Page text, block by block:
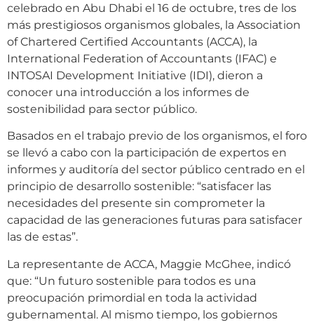
celebrado en Abu Dhabi el 16 de octubre, tres de los
más prestigiosos organismos globales, la Association
of Chartered Certified Accountants (ACCA), la
International Federation of Accountants (IFAC) e
INTOSAI Development Initiative (IDI), dieron a
conocer una introducción a los informes de
sostenibilidad para sector público.
Basados en el trabajo previo de los organismos, el foro
se llevó a cabo con la participación de expertos en
informes y auditoría del sector público centrado en el
principio de desarrollo sostenible: “satisfacer las
necesidades del presente sin comprometer la
capacidad de las generaciones futuras para satisfacer
las de estas”.
La representante de ACCA, Maggie McGhee, indicó
que: “Un futuro sostenible para todos es una
preocupación primordial en toda la actividad
gubernamental. Al mismo tiempo, los gobiernos